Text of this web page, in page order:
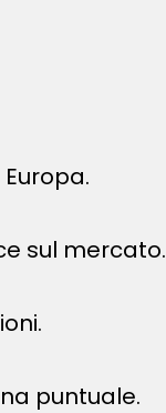
sul mercato.
puntuale.